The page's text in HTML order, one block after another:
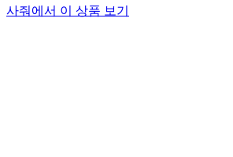
사줘에서 이 상품 보기